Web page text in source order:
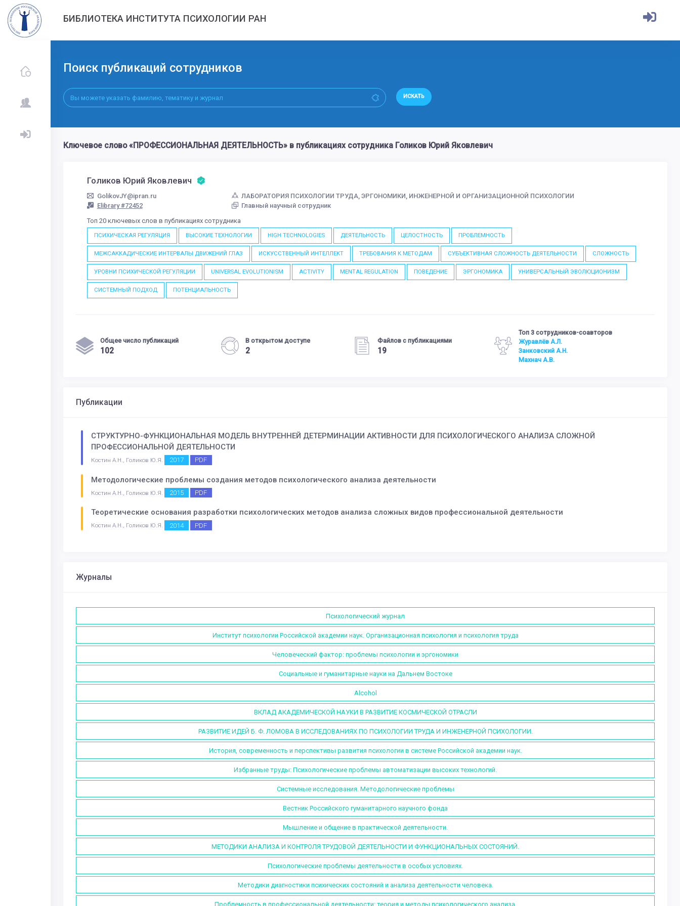
БИБЛИОТЕКА ИНСТИТУТА ПСИХОЛОГИИ РАН
Поиск публикаций сотрудников
ИСКАТЬ
Ключевое слово «ПРОФЕССИОНАЛЬНАЯ ДЕЯТЕЛЬНОСТЬ» в публикациях сотрудника Голиков Юрий Яковлевич
Голиков Юрий Яковлевич
GolikovJY@ipran.ru
Elibrary #72452
ЛАБОРАТОРИЯ ПСИХОЛОГИИ ТРУДА, ЭРГОНОМИКИ, ИНЖЕНЕРНОЙ И ОРГАНИЗАЦИОННОЙ ПСИХОЛОГИИ
Главный научный сотрудник
Топ 20 ключевых слов в публикациях сотрудника
ПСИХИЧЕСКАЯ РЕГУЛЯЦИЯ ВЫСОКИЕ ТЕХНОЛОГИИ HIGH TECHNOLOGIES ДЕЯТЕЛЬНОСТЬ ЦЕЛОСТНОСТЬ ПРОБЛЕМНОСТЬ
МЕЖСАККАДИЧЕСКИЕ ИНТЕРВАЛЫ ДВИЖЕНИЙ ГЛАЗ ИСКУССТВЕННЫЙ ИНТЕЛЛЕКТ ТРЕБОВАНИЯ К МЕТОДАМ СУБЪЕКТИВНАЯ СЛОЖНОСТЬ ДЕЯТЕЛЬНОСТИ СЛОЖНОСТЬ
УРОВНИ ПСИХИЧЕСКОЙ РЕГУЛЯЦИИ UNIVERSAL EVOLUTIONISM ACTIVITY MENTAL REGULATION ПОВЕДЕНИЕ ЭРГОНОМИКА УНИВЕРСАЛЬНЫЙ ЭВОЛЮЦИОНИЗМ
СИСТЕМНЫЙ ПОДХОД ПОТЕНЦИАЛЬНОСТЬ
Общее число публикаций
102
В открытом доступе
2
Файлов с публикациями
19
Топ 3 сотрудников-соавторов
Журавлёв А.Л.
Занковский А.Н.
Махнач А.В.
Публикации
СТРУКТУРНО-ФУНКЦИОНАЛЬНАЯ МОДЕЛЬ ВНУТРЕННЕЙ ДЕТЕРМИНАЦИИ АКТИВНОСТИ ДЛЯ ПСИХОЛОГИЧЕСКОГО АНАЛИЗА СЛОЖНОЙ
ПРОФЕССИОНАЛЬНОЙ ДЕЯТЕЛЬНОСТИ
Костин А.Н., Голиков Ю.Я. 2017 PDF
Методологические проблемы создания методов психологического анализа деятельности
Костин А.Н., Голиков Ю.Я. 2015 PDF
Теоретические основания разработки психологических методов анализа сложных видов профессиональной деятельности
Костин А.Н., Голиков Ю.Я. 2014 PDF
Журналы
Психологический журнал
Институт психологии Российской академии наук. Организационная психология и психология труда
Человеческий фактор: проблемы психологии и эргономики
Социальные и гуманитарные науки на Дальнем Востоке
Alcohol
ВКЛАД АКАДЕМИЧЕСКОЙ НАУКИ В РАЗВИТИЕ КОСМИЧЕСКОЙ ОТРАСЛИ
РАЗВИТИЕ ИДЕЙ Б. Ф. ЛОМОВА В ИССЛЕДОВАНИЯХ ПО ПСИХОЛОГИИ ТРУДА И ИНЖЕНЕРНОЙ ПСИХОЛОГИИ.
История, современность и перспективы развития психологии в системе Российской академии наук.
Избранные труды: Психологические проблемы автоматизации высоких технологий.
Системные исследования. Методологические проблемы
Вестник Российского гуманитарного научного фонда
Мышление и общение в практической деятельности.
МЕТОДИКИ АНАЛИЗА И КОНТРОЛЯ ТРУДОВОЙ ДЕЯТЕЛЬНОСТИ И ФУНКЦИОНАЛЬНЫХ СОСТОЯНИЙ.
Психологические проблемы деятельности в особых условиях.
Методики диагностики психических состояний и анализа деятельности человека.
Проблемность в профессиональной деятельности: теория и методы психологического анализа.